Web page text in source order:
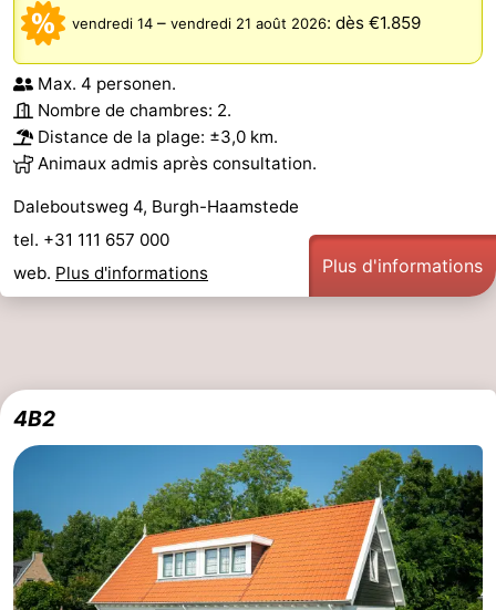
vendredi 14 – vendredi 21 août 2026: dès €1.859
Max. 4 personen.
Nombre de chambres: 2.
Distance de la plage: ±3,0 km.
Animaux admis après consultation.
Daleboutsweg 4, Burgh-Haamstede
tel. +31 111 657 000
web. Plus d'informations Plus d'informations
4B2